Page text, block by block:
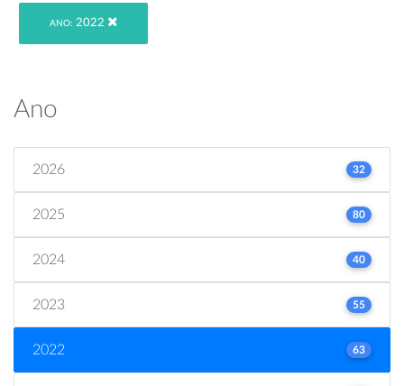
ANO: 2022
Ano
2026 32
2025 80
2024 40
2023 55
2022 63